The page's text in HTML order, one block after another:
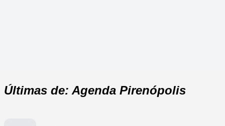
Últimas de: Agenda Pirenópolis